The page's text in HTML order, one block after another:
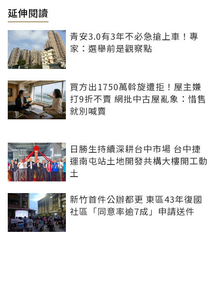
延伸閱讀
青安3.0有3年不必急搶上車！專
家：選舉前是觀察點
買方出1750萬斡旋遭拒！屋主嫌
打9折不賣 網批中古屋亂象：惜售
就別喊賣
日勝生持續深耕台中市場 台中捷
運南屯站土地開發共構大樓開工動
土
新竹首件公辦都更 東區43年復國
社區「同意率逾7成」申請送件